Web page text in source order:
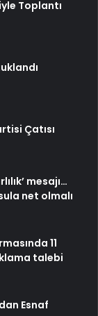
Toplantı
Çatısı
mesajı…
net olmalı
11
talebi
Esnaf